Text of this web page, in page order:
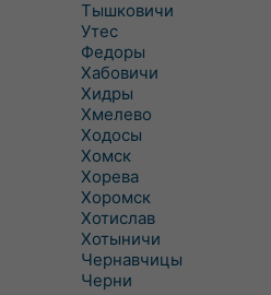
Тышковичи
Утес
Федоры
Хабовичи
Хидры
Хмелево
Ходосы
Хомск
Хорева
Хоромск
Хотислав
Хотыничи
Чернавчицы
Черни